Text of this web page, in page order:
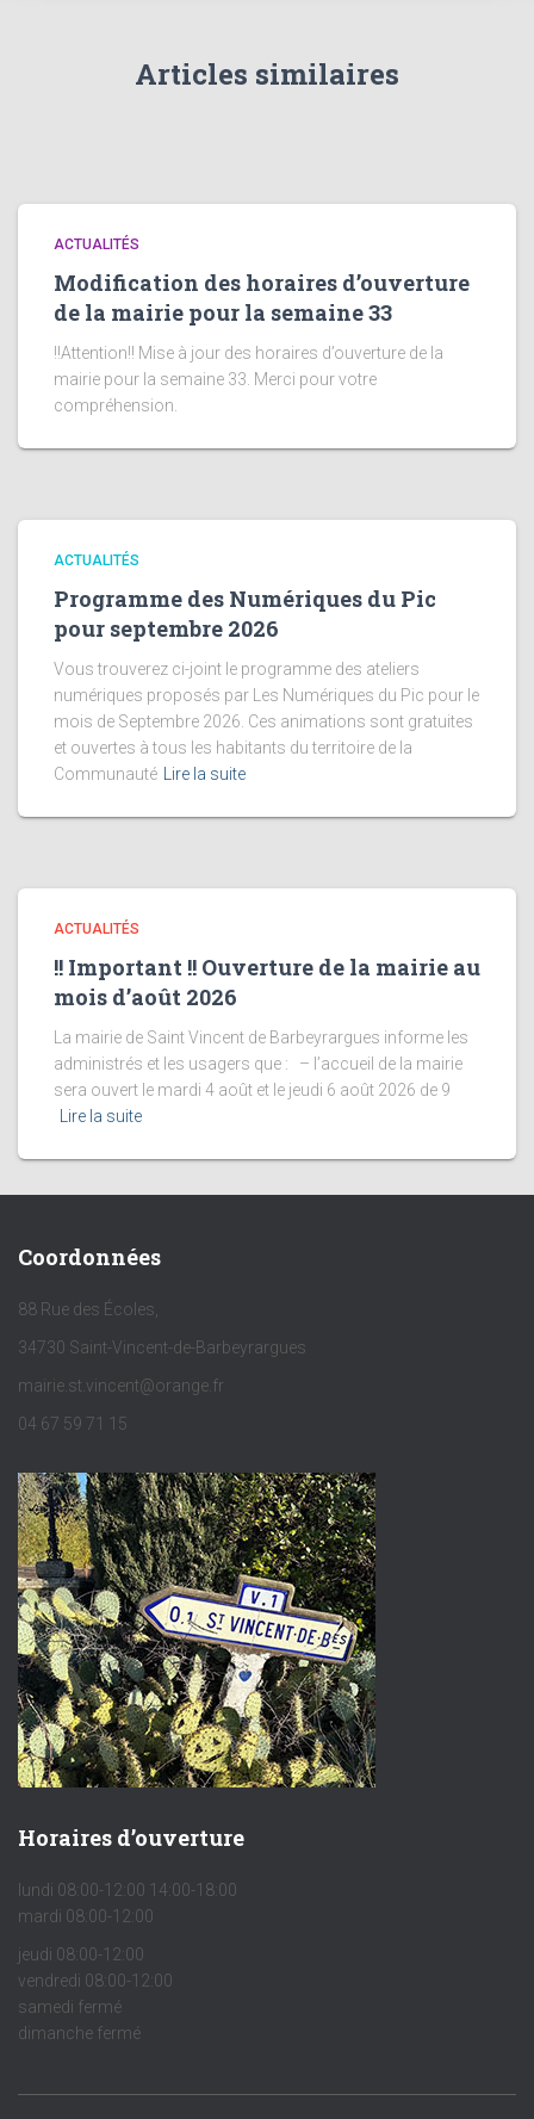
Articles similaires
ACTUALITÉS
Modification des horaires d’ouverture
de la mairie pour la semaine 33
!!Attention!! Mise à jour des horaires d’ouverture de la
mairie pour la semaine 33. Merci pour votre
compréhension.
ACTUALITÉS
Programme des Numériques du Pic
pour septembre 2026
Vous trouverez ci-joint le programme des ateliers
numériques proposés par Les Numériques du Pic pour le
mois de Septembre 2026. Ces animations sont gratuites
et ouvertes à tous les habitants du territoire de la
Communauté
Lire la suite
ACTUALITÉS
!! Important !! Ouverture de la mairie au
mois d’août 2026
La mairie de Saint Vincent de Barbeyrargues informe les
administrés et les usagers que : – l’accueil de la mairie
sera ouvert le mardi 4 août et le jeudi 6 août 2026 de 9
Lire la suite
Coordonnées
88 Rue des Écoles,
34730 Saint-Vincent-de-Barbeyrargues
mairie.st.vincent@orange.fr
04 67 59 71 15
Horaires d’ouverture
lundi 08:00-12:00 14:00-18:00
mardi 08:00-12:00
jeudi 08:00-12:00
vendredi 08:00-12:00
samedi fermé
dimanche fermé